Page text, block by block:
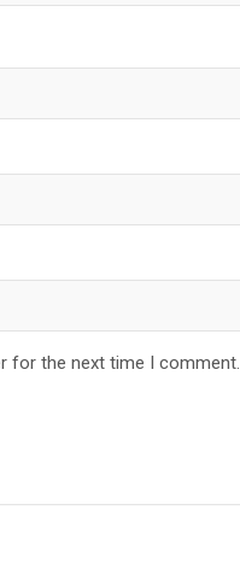
for the next time I comment.